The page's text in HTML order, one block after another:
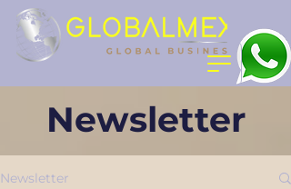
Newsletter
Newsletter